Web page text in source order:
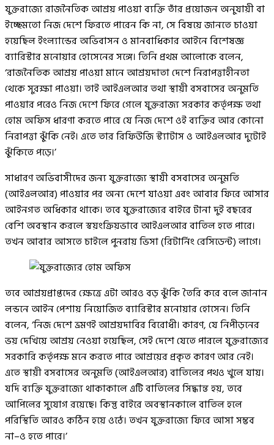
যুক্তরাজ্যে রাজনৈতিক আশ্রয় পাওয়া ব্যক্তি তাঁর প্রয়োজন অনুযায়ী বা
ইচ্ছেমতো নিজ দেশে ফিরতে পারেন কি না, সে বিষয়ে জানতে চাওয়া
হয়েছিল ইংল্যান্ডের অভিবাসন ও মানবাধিকার আইনে বিশেষজ্ঞ
ব্যারিস্টার মনোয়ার হোসেনের সঙ্গে। তিনি প্রথম আলোকে বলেন,
‘রাজনৈতিক আশ্রয় পাওয়া মানে আশ্রয়দাতা দেশে নিরাপত্তাহীনতা
থেকে সুরক্ষা পাওয়া। তাই আইএলআর তথা স্থায়ী বসবাসের অনুমতি
পাওয়ার পরেও নিজ দেশে ফিরে গেলে যুক্তরাজ্য সরকার কর্তৃপক্ষ তথা
হোম অফিস ধারণা করতে পারে যে নিজ দেশে ওই ব্যক্তির আর কোনো
নিরাপত্তা ঝুঁকি নেই। এতে তার রিফিউজি স্ট্যাটাস ও আইএলআর দুটোই
ঝুঁকিতে পড়ে।’
সাধারণ অভিবাসীদের জন্য যুক্তরাজ্যে স্থায়ী বসবাসের অনুমতি
(আইএলআর) পাওয়ার পর অন্য দেশে যাওয়া এবং আবার ফিরে আসার
আইনগত অধিকার থাকে। তবে যুক্তরাজ্যের বাইরে টানা দুই বছরের
বেশি অবস্থান করলে স্বয়ংক্রিয়ভাবে আইএলআর বাতিল হতে পারে।
তখন আবার আসতে চাইলে পুনরায় ভিসা (রিটার্নিং রেসিডেন্ট) লাগে।
তবে আশ্রয়প্রাপ্তদের ক্ষেত্রে এটা আরও বড় ঝুঁকি তৈরি করে বলে জানান
লন্ডনে আইন পেশায় নিয়োজিত ব্যারিস্টার মনোয়ার হোসেন। তিনি
বলেন, ‘নিজ দেশে ভ্রমণই আশ্রয়দাবির বিরোধী। কারণ, যে নিপীড়নের
ভয় দেখিয়ে আশ্রয় নেওয়া হয়েছিল, সেই দেশে যেতে পারলে যুক্তরাজ্যের
সরকারি কর্তৃপক্ষ মনে করতে পারে আশ্রয়ের প্রকৃত কারণ আর নেই।
এতে স্থায়ী বসবাসের অনুমতি (আইএলআর) বাতিলের পথও খুলে যায়।
যদি ব্যক্তি যুক্তরাজ্যে থাকাকালে এটি বাতিলের সিদ্ধান্ত হয়, তবে
আপিলের সুযোগ রয়েছে। কিন্তু বাইরে অবস্থানকালে বাতিল হলে
পরিস্থিতি আরও কঠিন হয়ে ওঠে। তখন যুক্তরাজ্যে ফিরে আসা সম্ভব
না–ও হতে পারে।’